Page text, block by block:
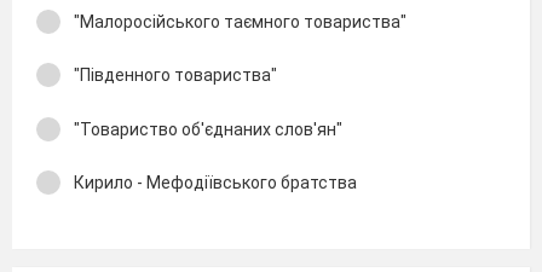
"Малоросійського таємного товариства"
"Південного товариства"
"Товариство об'єднаних слов'ян"
Кирило - Мефодіївського братства